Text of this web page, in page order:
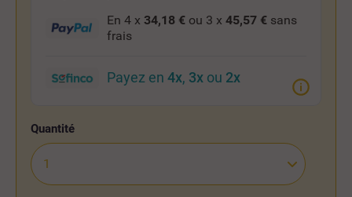
En 4 x 34,18 € ou 3 x 45,57 € sans
frais
Payez en 4x, 3x ou 2x
Quantité